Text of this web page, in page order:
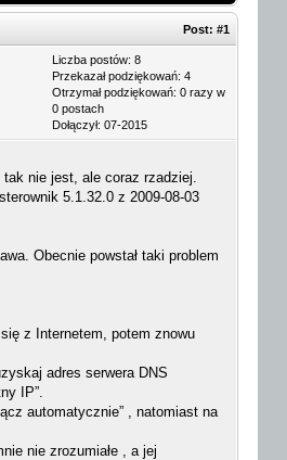
Post: #1
Liczba postów: 8
Przekazał podziękowań: 4
Otrzymał podziękowań: 0 razy w
0 postach
Dołączył: 07-2015
tak nie jest, ale coraz rzadziej.
5.1.32.0 z 2009-08-03
Obecnie powstał taki problem
z Internetem, potem znowu
adres serwera DNS
IP”.
automatycznie” , natomiast na
nie zrozumiałe , a jej